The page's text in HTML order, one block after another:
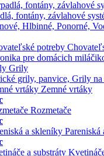
fontány, závlahové
Hlbinné, Ponorné,
pre domácich
Grily
grily, panvice, Grily na
Zemné vrtáky
Rozmetače
Pareniská